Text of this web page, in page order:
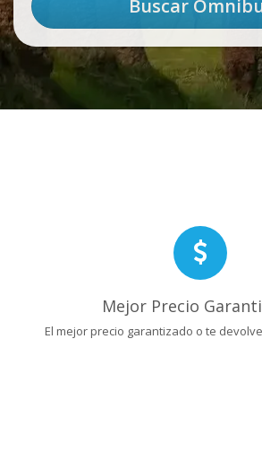
Mejor Precio
El mejor precio garantizado o te